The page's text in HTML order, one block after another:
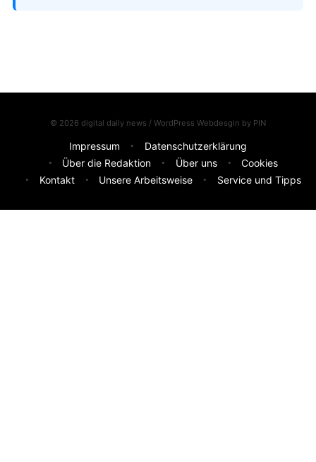
© 2026 digital daily news / WordPress Webdesgin by PIN
Impressum
Datenschutzerklärung
Über die Redaktion
Über uns
Cookies
Kontakt
Unsere Arbeitsweise Service und Tipps